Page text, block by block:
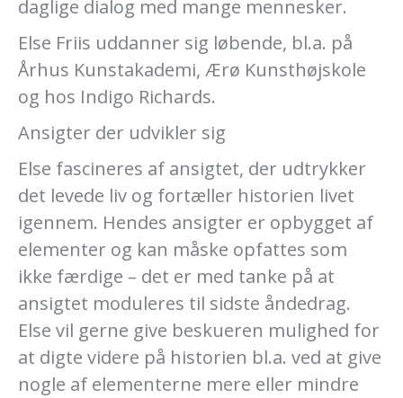
daglige dialog med mange mennesker.
Else Friis uddanner sig løbende, bl.a. på
Århus Kunstakademi, Ærø Kunsthøjskole
og hos Indigo Richards.
Ansigter der udvikler sig
Else fascineres af ansigtet, der udtrykker
det levede liv og fortæller historien livet
igennem. Hendes ansigter er opbygget af
elementer og kan måske opfattes som
ikke færdige – det er med tanke på at
ansigtet moduleres til sidste åndedrag.
Else vil gerne give beskueren mulighed for
at digte videre på historien bl.a. ved at give
nogle af elementerne mere eller mindre